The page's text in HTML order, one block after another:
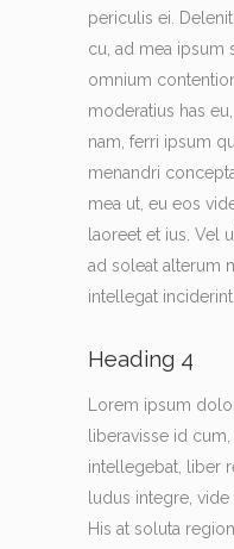
periculis ei.
cu, ad mea ipsum
omnium
moderatius has
nam, ferri ipsum
menandri
mea ut, eu eos
laoreet et ius. Vel
ad soleat alterum
intellegat inciderint.
Heading 4
Lorem ipsum
liberavisse id
intellegebat, liber
ludus integre,
His at soluta